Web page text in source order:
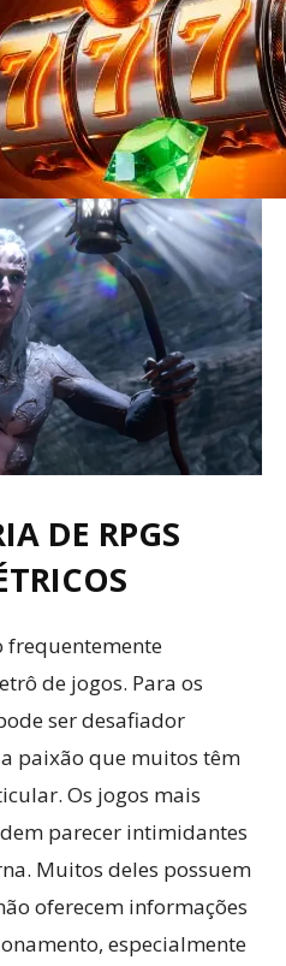
DE RPGS
frequentemente
de jogos. Para os
ser desafiador
paixão que muitos têm
Os jogos mais
parecer intimidantes
Muitos deles possuem
oferecem informações
especialmente